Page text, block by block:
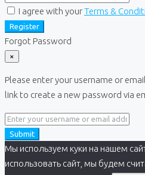
I agree with yourTerms &
Register
Forgot Password
×
Please enter your username or
link to create a new password via
Submit
Мы используем куки на нашем
использовать сайт, мы будем